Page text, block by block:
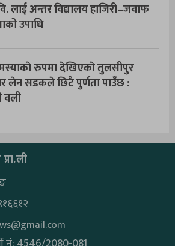
लाई अन्तर विद्यालय हाजिरी–जवाफ
उपाधि
रुपमा देखिएकाे तुलसीपुर
लेन सडकले छिटै पुर्णता पाउँछ :
वली